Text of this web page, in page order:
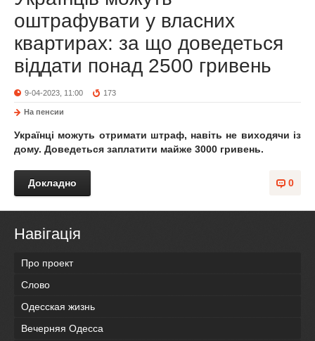
оштрафувати у власних
квартирах: за що доведеться
віддати понад 2500 гривень
9-04-2023, 11:00 173
На пенсии
Українці можуть отримати штраф, навіть не виходячи із
дому. Доведеться заплатити майже 3000 гривень.
0
Докладно
Навігація
Про проект
Слово
Одесская жизнь
Вечерняя Одесса